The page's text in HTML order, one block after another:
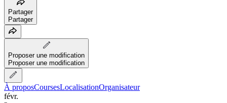
Partager
Partager
Proposer une modification
Proposer une modification
À proposCoursesLocalisationOrganisateur
févr.